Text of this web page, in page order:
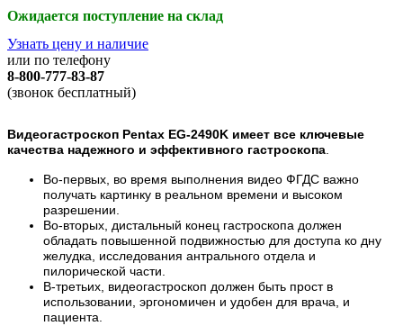
Ожидается поступление на склад
Узнать цену и наличие
или по телефону
8-800-777-83-87
(звонок бесплатный)
Видеогастроскоп Pentax EG-2490K имеет все ключевые
качества надежного и эффективного гастроскопа.
Во-первых, во время выполнения видео ФГДС важно
получать картинку в реальном времени и высоком
разрешении.
Во-вторых, дистальный конец гастроскопа должен
обладать повышенной подвижностью для доступа ко дну
желудка, исследования антрального отдела и
пилорической части.
В-третьих, видеогастроскоп должен быть прост в
использовании, эргономичен и удобен для врача, и
пациента.